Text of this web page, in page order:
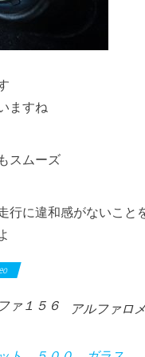
ますね
スムーズ
行に違和感がないこと
ァ１５６ アルファロ